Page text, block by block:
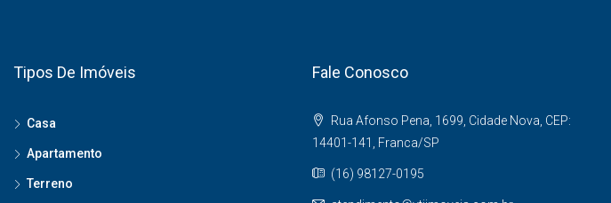
Tipos De Imóveis
Casa
Apartamento
Terreno
Fale Conosco
Rua Afonso Pena, 1699, Cidade Nova, CEP:
14401-141, Franca/SP
(16) 98127-0195